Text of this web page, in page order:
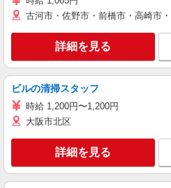
古河市・佐野市・前橋市・高崎市
詳細を見る
ビルの清掃スタッフ
時給 1,200円〜1,200円
大阪市北区
詳細を見る